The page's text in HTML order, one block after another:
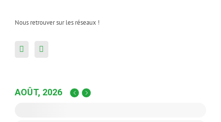
Nous retrouver sur les réseaux !
AOÛT, 2026